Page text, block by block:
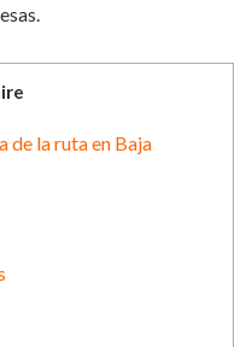
de la ruta en Baja